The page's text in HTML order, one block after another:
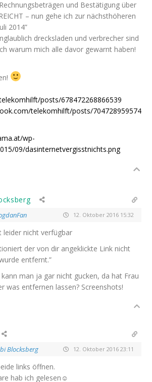
und Bestä­ti­gung über
– nun gehe ich zur nächst­hö­he­ren
2014”
drecks­la­den und ver­bre­cher sind
war­um mich alle davor gewarnt haben!
posts/678472268866539
telekomhilft/posts/704728959574
wp-
09/dasinternetvergisstnichts.png
12. Oktober 2016 15:32
lei­der nicht verfügbar
der von dir ange­klick­te Link nicht
entfernt.”
kann man ja gar nicht gucken, da hat Frau
was ent­fer­nen las­sen? Screenshots!
Blocksberg 12. Oktober 2016 23:11
links öffnen.
hab ich gelesen☺